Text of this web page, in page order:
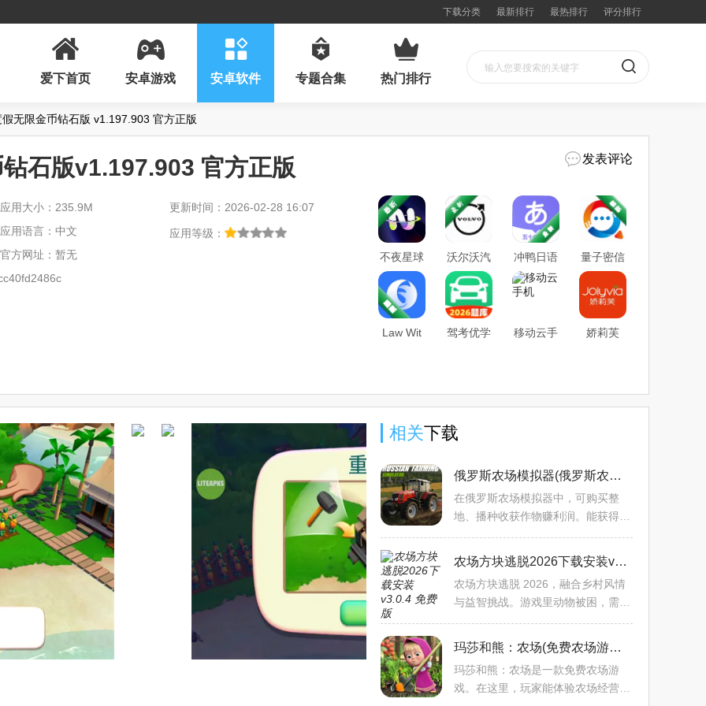
下载分类 最新排行 最热排行 评分排行
爱下首页 安卓游戏 安卓软件 专题合集 热门排行
无限金币钻石版 v1.197.903 官方正版
石版v1.197.903 官方正版 发表评论
应用大小：235.9M
更新时间：2026-02-28 16:07
应用语言：中文
应用等级：
官方网址：暂无
不夜星球
沃尔沃汽
车
冲鸭日语 量子密信
Law Wit
驾考优学
移动云手
娇莉芙
相关下载
俄罗斯农场模拟器(俄罗斯农耕游戏)v1.0.0 安卓版
在俄罗斯农场模拟器中，可购买整
地、播种收获作物赚利润。能获得拖
设备操作模拟、精美画面及循序渐进
的种植过程，疑问可联系so
农场方块逃脱2026下载安装v3.0.4 免费版
农场方块逃脱 2026，融合乡村风情
与益智挑战。游戏里动物被困，需玩
咪、小鸡、小猪等个性动物，无论喜
好益智或放松游戏，都能开启
玛莎和熊：农场(免费农场游戏)v1.0.15 安卓版
玛莎和熊：农场是一款免费农场游
戏。在这里，玩家能体验农场经营乐